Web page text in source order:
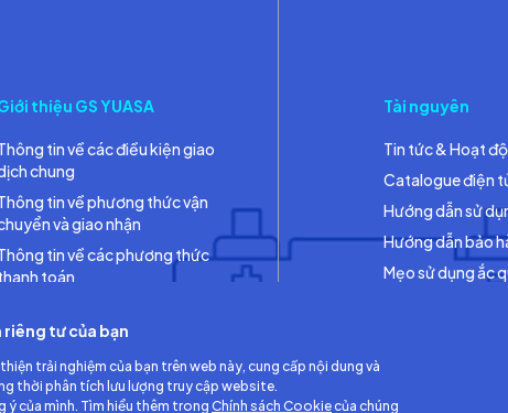
thiệu GS YUASA
tin về các điều kiện giao
chung
tin về phương thức vận
và giao nhận
tin về các phương thức
toán
Tài nguyên
Tin tức & Hoạt
Catalogue điện
Hướng dẫn sử
Hướng dẫn bảo
Mẹo sử dụng ắc
tư của bạn
trải nghiệm của bạn trên web này, cung cấp nội dung và
thời phân tích lưu lượng truy cập website.
của mình. Tìm hiểu thêm trongChính sách Cookiecủa chúng